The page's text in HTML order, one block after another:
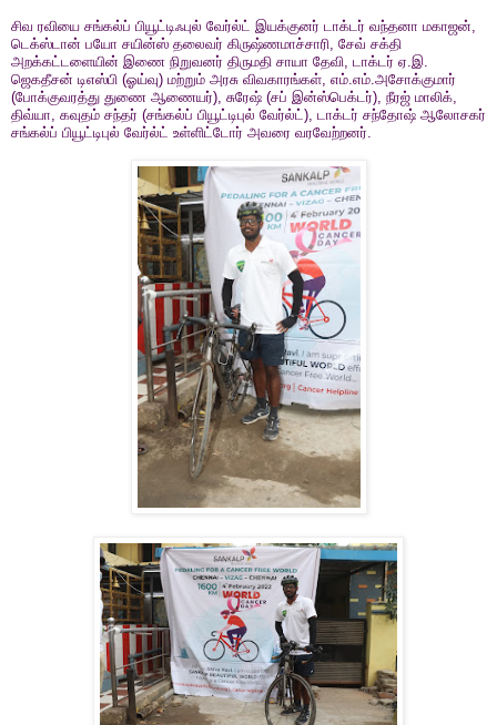
சிவ ரவியை சங்கல்ப் பியூட்டிஃபுல் வேர்ல்ட் இயக்குனர் டாக்டர் வந்தனா மகாஜன்,
டெக்ஸ்டான் பயோ சயின்ஸ் தலைவர் கிருஷ்ணமாச்சாரி, சேவ் சக்தி
அறக்கட்டளையின் இணை நிறுவனர் திருமதி சாயா தேவி, டாக்டர் ஏ.இ.
ஜெகதீசன் டிஎஸ்பி (ஓய்வு) மற்றும் அரசு விவகாரங்கள், எம்.எம்.அசோக்குமார்
(போக்குவரத்து துணை ஆணையர்), சுரேஷ் (சப் இன்ஸ்பெக்டர்), நீரஜ் மாலிக்,
திவ்யா, கவுதம் சந்தர் (சங்கல்ப் பியூட்டிபுல் வேர்ல்ட்), டாக்டர் சந்தோஷ் ஆலோசகர்
சங்கல்ப் பியூட்டிபுல் வேர்ல்ட் உள்ளிட்டோர் அவரை வரவேற்றனர்.